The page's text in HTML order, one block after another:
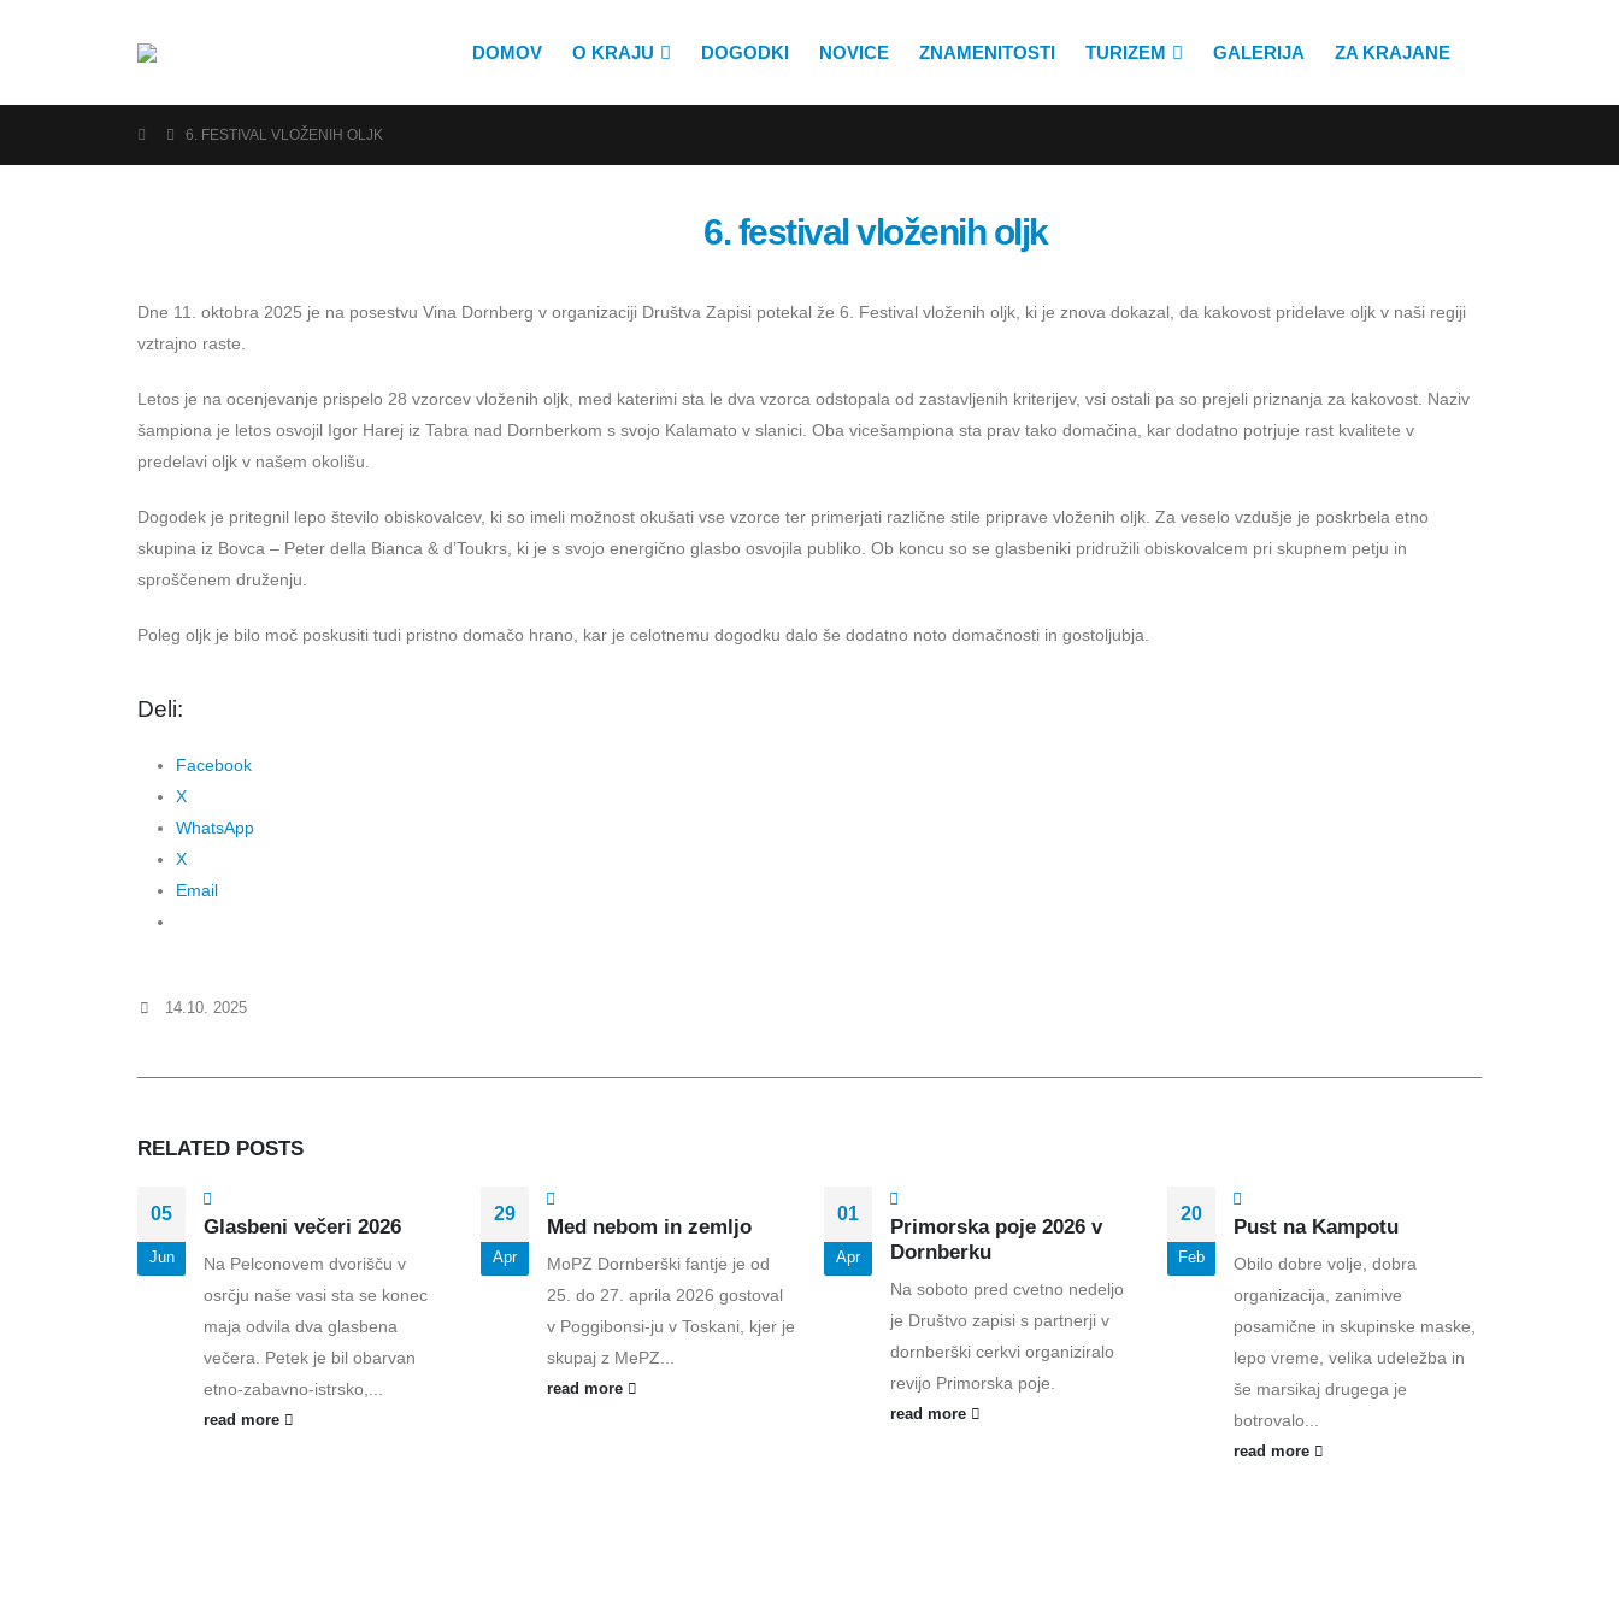
DOMOV O KRAJU DOGODKI NOVICE ZNAMENITOSTI TURIZEM GALERIJA ZA KRAJANE
6. FESTIVAL VLOŽENIH OLJK
6. festival vloženih oljk
Dne 11. oktobra 2025 je na posestvu Vina Dornberg v organizaciji Društva Zapisi potekal že 6. Festival vloženih oljk, ki je znova dokazal, da kakovost pridelave oljk v naši regiji
vztrajno raste.
Letos je na ocenjevanje prispelo 28 vzorcev vloženih oljk, med katerimi sta le dva vzorca odstopala od zastavljenih kriterijev, vsi ostali pa so prejeli priznanja za kakovost. Naziv
šampiona je letos osvojil Igor Harej iz Tabra nad Dornberkom s svojo Kalamato v slanici. Oba vicešampiona sta prav tako domačina, kar dodatno potrjuje rast kvalitete v
predelavi oljk v našem okolišu.
Dogodek je pritegnil lepo število obiskovalcev, ki so imeli možnost okušati vse vzorce ter primerjati različne stile priprave vloženih oljk. Za veselo vzdušje je poskrbela etno
skupina iz Bovca – Peter della Bianca & d’Toukrs, ki je s svojo energično glasbo osvojila publiko. Ob koncu so se glasbeniki pridružili obiskovalcem pri skupnem petju in
sproščenem druženju.
Poleg oljk je bilo moč poskusiti tudi pristno domačo hrano, kar je celotnemu dogodku dalo še dodatno noto domačnosti in gostoljubja.
Deli:
Facebook
X
WhatsApp
X
Email
14.10. 2025
RELATED POSTS
05
Jun
Glasbeni večeri 2026
Na Pelconovem dvorišču v
osrčju naše vasi sta se konec
maja odvila dva glasbena
večera. Petek je bil obarvan
etno-zabavno-istrsko,...
read more
29
Apr
Med nebom in zemljo
MoPZ Dornberški fantje je od
25. do 27. aprila 2026 gostoval
v Poggibonsi-ju v Toskani, kjer je
skupaj z MePZ...
read more
01
Apr
Primorska poje 2026 v
Dornberku
Na soboto pred cvetno nedeljo
je Društvo zapisi s partnerji v
dornberški cerkvi organiziralo
revijo Primorska poje.
read more
20
Feb
Pust na Kampotu
Obilo dobre volje, dobra
organizacija, zanimive
posamične in skupinske maske,
lepo vreme, velika udeležba in
še marsikaj drugega je
botrovalo...
read more